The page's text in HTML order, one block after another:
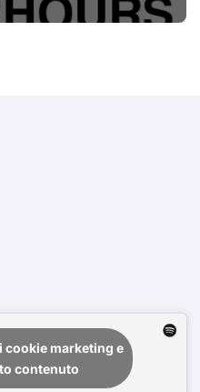
cookie marketing e
contenuto